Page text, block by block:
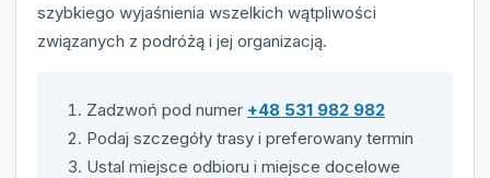
szybkiego wyjaśnienia wszelkich wątpliwości
związanych z podróżą i jej organizacją.
Zadzwoń pod numer +48 531 982 982
Podaj szczegóły trasy i preferowany termin
Ustal miejsce odbioru i miejsce docelowe